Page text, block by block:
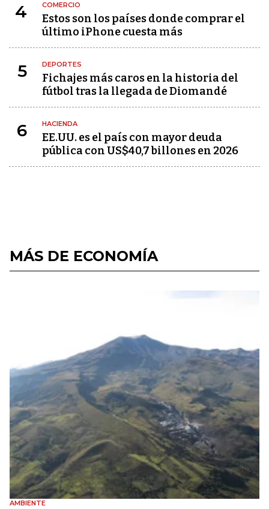
4 COMERCIO
Estos son los países donde comprar el
último iPhone cuesta más
5 DEPORTES
Fichajes más caros en la historia del
fútbol tras la llegada de Diomandé
6 HACIENDA
EE.UU. es el país con mayor deuda
pública con US$40,7 billones en 2026
MÁS DE ECONOMÍA
AMBIENTE